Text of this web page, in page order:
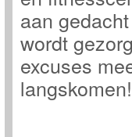
aan
wordt
excuses